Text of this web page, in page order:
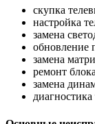
скупка
настройка
замена
обновление
замена
ремонт
замена
диагностика